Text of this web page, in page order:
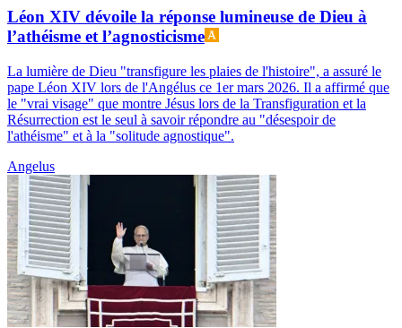
Léon XIV dévoile la réponse lumineuse de Dieu à
l’athéisme et l’agnosticisme
La lumière de Dieu "transfigure les plaies de l'histoire", a assuré le
pape Léon XIV lors de l'Angélus ce 1er mars 2026. Il a affirmé que
le "vrai visage" que montre Jésus lors de la Transfiguration et la
Résurrection est le seul à savoir répondre au "désespoir de
l'athéisme" et à la "solitude agnostique".
Angelus